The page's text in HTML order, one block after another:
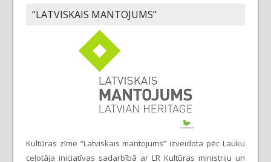
“LATVISKAIS MANTOJUMS”
Kultūras zīme “Latviskais mantojums” izveidota pēc Lauku
ceļotāja iniciatīvas sadarbībā ar LR Kultūras ministriju un